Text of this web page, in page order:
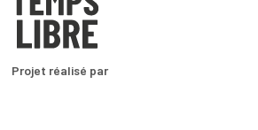
Projet réalisé par